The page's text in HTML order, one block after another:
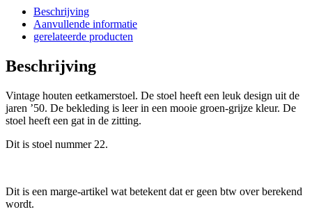
Beschrijving
Aanvullende informatie
gerelateerde producten
Beschrijving
Vintage houten eetkamerstoel. De stoel heeft een leuk design uit de
jaren ’50. De bekleding is leer in een mooie groen-grijze kleur. De
stoel heeft een gat in de zitting.
Dit is stoel nummer 22.
Dit is een marge-artikel wat betekent dat er geen btw over berekend
wordt.